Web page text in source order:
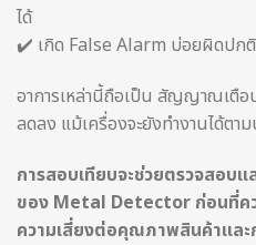
ได้
✔️ เกิด False Alarm บ่อยผิดปก
อาการเหล่านี้ถือเป็น สัญญาณเตือ
ลดลง แม้เครื่องจะยังทำงานได้ตา
การสอบเทียบจะช่วยตรวจสอบ
ของ Metal Detector ก่อนที่คว
ความเสี่ยงต่อคุณภาพสินค้าและ